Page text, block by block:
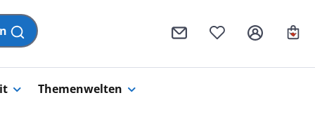
Themenwelten